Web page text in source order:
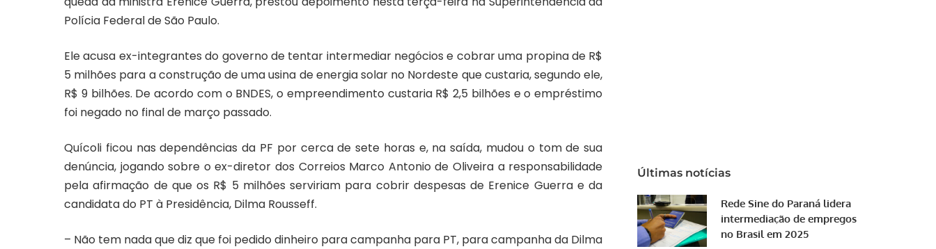
Polícia Federal de São Paulo.
Ele acusa ex-integrantes do governo de tentar intermediar negócios e cobrar uma propina de R$
5 milhões para a construção de uma usina de energia solar no Nordeste que custaria, segundo ele,
R$ 9 bilhões. De acordo com o BNDES, o empreendimento custaria R$ 2,5 bilhões e o empréstimo
foi negado no final de março passado.
Quícoli ficou nas dependências da PF por cerca de sete horas e, na saída, mudou o tom de sua
denúncia, jogando sobre o ex-diretor dos Correios Marco Antonio de Oliveira a responsabilidade
pela afirmação de que os R$ 5 milhões serviriam para cobrir despesas de Erenice Guerra e da
candidata do PT à Presidência, Dilma Rousseff.
– Não tem nada que diz que foi pedido dinheiro para campanha para PT, para campanha da Dilma
Últimas notícias
Rede Sine do Paraná lidera
intermediação de empregos
no Brasil em 2025